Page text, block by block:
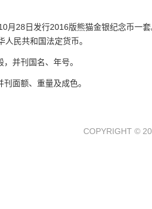
月28日发行2016版熊猫金银纪念币一
民共和国法定货币。
并刊国名、年号。
面额、重量及成色。
COPYRIGHT ©